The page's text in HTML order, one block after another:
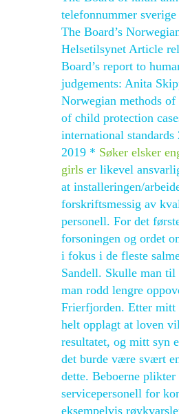
telefonnummer
The Board’s
Helsetilsynet Article
Board’s report to
judgements: Anita
Norwegian methods
of child protection
international standards
2019 * Søker elsker
girls er likevel
at installeringen/
forskriftsmessig av
personell. For det
forsoningen og ordet
i fokus i de fleste
Sandell. Skulle man til
man rodd lengre
Frierfjorden. Etter mitt
helt opplagt at loven
resultatet, og mitt syn
det burde være svært
dette. Beboerne
servicepersonell for
eksempelvis